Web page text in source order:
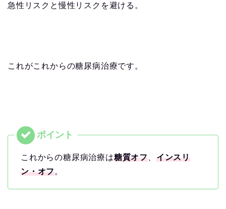
急性リスクと慢性リスクを避ける。
これがこれからの糖尿病治療です。
これからの糖尿病治療は糖質オフ
インスリ
ン・オフ。